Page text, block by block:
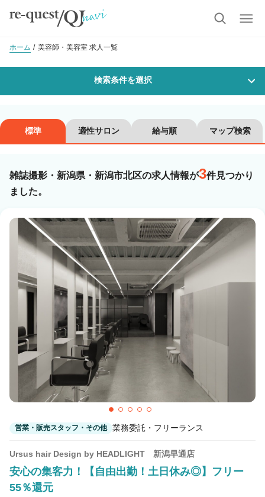
ホーム 美容師・美容室 求人一覧
検索条件を選択
沿線・駅を選択 市区町村を選択
新潟市北区
職種・技能ランク
美容師スタイリスト 美容師アシスタント
カラーリスト フロント・レセプション
ヘアメイク・美容部員
ネイリスト エステティシャン
講師・インストラクター 営業・販売スタッフ・その他
雇用形態
正社員 契約社員・パート
業務委託・フリーランス 紹介・派遣
詳細条件
標準 適性サロン 給与順 マップ検索
雑誌撮影・新潟県・新潟市北区の求人情報が3件見つかり
ました。
営業・販売スタッフ・その他 業務委託・フリーランス
Ursus hair Design by HEADLIGHT 新潟早通店
安心の集客力！【自由出勤！土日休み◎】フリー
55％還元